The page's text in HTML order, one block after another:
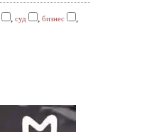
, суд , бизнес ,